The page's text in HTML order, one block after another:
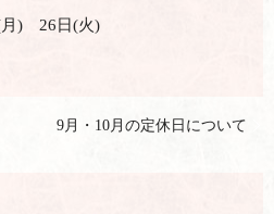
) 26日(火)
9月・10月の定休日について